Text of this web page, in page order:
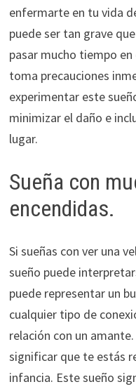
enfermarte en tu vida
puede ser tan grave
pasar mucho tiempo
toma precauciones
experimentar este
minimizar el daño e
lugar.
Sueña con
encendidas.
Si sueñas con ver una
sueño puede
puede representar un
cualquier tipo de
relación con un
significar que te estás
infancia. Este sueño